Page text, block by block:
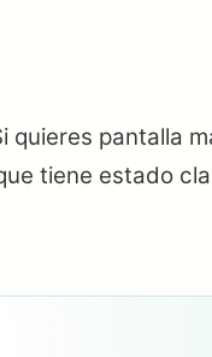
pantalla
tiene estado